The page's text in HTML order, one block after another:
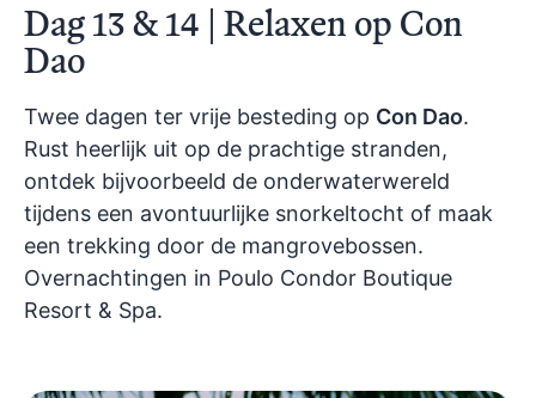
Dag 13 & 14 | Relaxen op Con
Dao
Twee dagen ter vrije besteding op Con Dao.
Rust heerlijk uit op de prachtige stranden,
ontdek bijvoorbeeld de onderwaterwereld
tijdens een avontuurlijke snorkeltocht of maak
een trekking door de mangrovebossen.
Overnachtingen in Poulo Condor Boutique
Resort & Spa.